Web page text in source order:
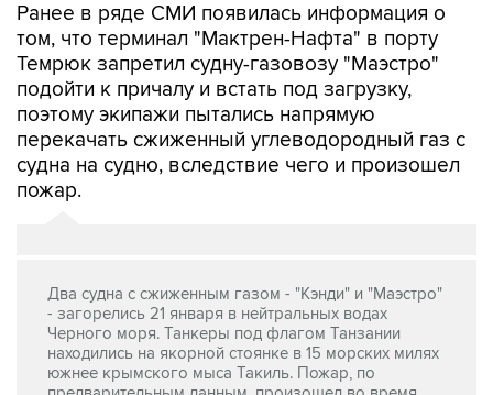
Ранее в ряде СМИ появилась информация о
том, что терминал "Мактрен-Нафта" в порту
Темрюк запретил судну-газовозу "Маэстро"
подойти к причалу и встать под загрузку,
поэтому экипажи пытались напрямую
перекачать сжиженный углеводородный газ с
судна на судно, вследствие чего и произошел
пожар.
Два судна с сжиженным газом - "Кэнди" и "Маэстро"
- загорелись 21 января в нейтральных водах
Черного моря. Танкеры под флагом Танзании
находились на якорной стоянке в 15 морских милях
южнее крымского мыса Такиль. Пожар, по